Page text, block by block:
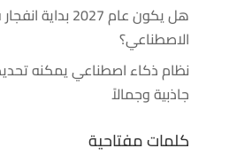
هل يكون عام 2027
الاصطناعي؟
نظام ذكاء اصطناعي يمكنه
جاذبية وجمالاً
كلمات مفتاحية